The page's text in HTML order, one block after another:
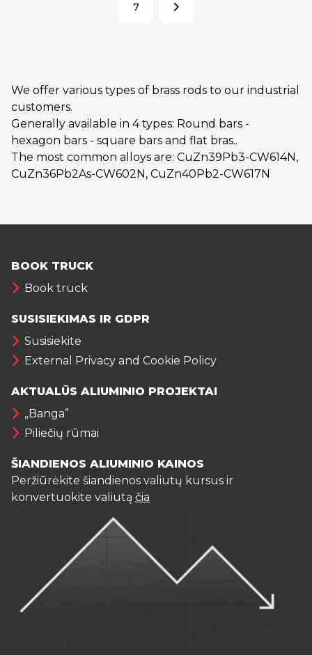
7
We offer various types of brass rods to our industrial
customers.
Generally available in 4 types: Round bars -
hexagon bars - square bars and flat bras..
The most common alloys are: CuZn39Pb3-CW614N,
CuZn36Pb2As-CW602N, CuZn40Pb2-CW617N
BOOK TRUCK
Book truck
SUSISIEKIMAS IR GDPR
Susisiekite
External Privacy and Cookie Policy
AKTUALŪS ALIUMINIO PROJEKTAI
„Banga”
Piliečių rūmai
ŠIANDIENOS ALIUMINIO KAINOS
Peržiūrėkite šiandienos valiutų kursus ir
konvertuokite valiutą čia